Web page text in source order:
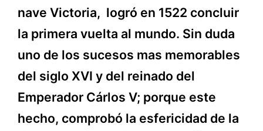
nave Victoria, logró en 1522 concluir
la primera vuelta al mundo. Sin duda
uno de los sucesos mas memorables
del siglo XVI y del reinado del
Emperador Cárlos V; porque este
hecho, comprobó la esfericidad de la